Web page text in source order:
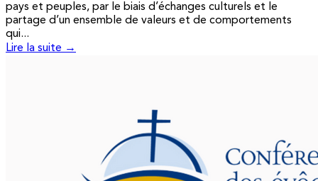
pays et peuples, par le biais d’échanges culturels et le
partage d’un ensemble de valeurs et de comportements
qui...
Lire la suite →